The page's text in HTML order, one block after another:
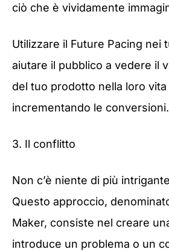
ciò che è vividamente
Utilizzare il Future Pacing nei
aiutare il pubblico a vedere il
del tuo prodotto nella loro
incrementando le conversioni.
3. Il conflitto
Non c’è niente di più
Questo approccio,
Maker, consiste nel creare
introduce un problema o un